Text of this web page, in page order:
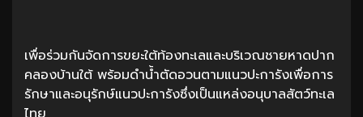
เพื่อร่วมกันจัดการขยะใต้ท้องทะเลและบริเวณชายหาดปาก
คลองบ้านใต้ พร้อมดำน้ำตัดอวนตามแนวปะการังเพื่อการ
รักษาและอนุรักษ์แนวปะการังซึ่งเป็นแหล่งอนุบาลสัตว์ทะเล